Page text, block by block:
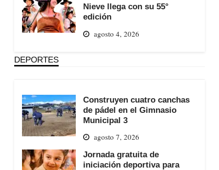
Nieve llega con su 55°
edición
agosto 4, 2026
DEPORTES
Construyen cuatro canchas
de pádel en el Gimnasio
Municipal 3
agosto 7, 2026
Jornada gratuita de
iniciación deportiva para